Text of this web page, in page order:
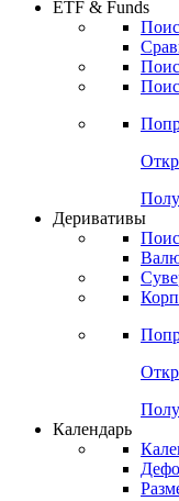
ETF & Funds
Деривативы